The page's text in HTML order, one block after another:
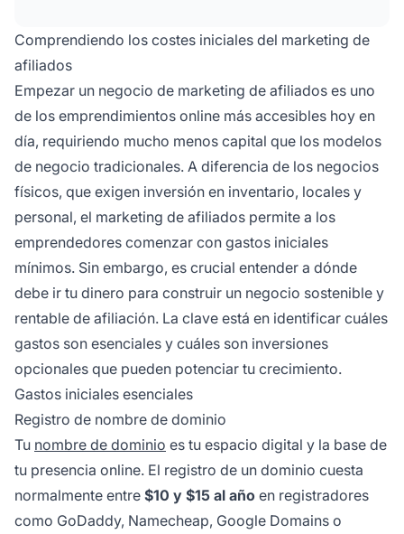
ser gratuitos para unirse.
Comprendiendo los costes iniciales del marketing de
afiliados
Empezar un negocio de marketing de afiliados es uno
de los emprendimientos online más accesibles hoy en
día, requiriendo mucho menos capital que los modelos
de negocio tradicionales. A diferencia de los negocios
físicos, que exigen inversión en inventario, locales y
personal, el marketing de afiliados permite a los
emprendedores comenzar con gastos iniciales
mínimos. Sin embargo, es crucial entender a dónde
debe ir tu dinero para construir un negocio sostenible y
rentable de afiliación. La clave está en identificar cuáles
gastos son esenciales y cuáles son inversiones
opcionales que pueden potenciar tu crecimiento.
Gastos iniciales esenciales
Registro de nombre de dominio
Tu nombre de dominio es tu espacio digital y la base de
tu presencia online. El registro de un dominio cuesta
normalmente entre $10 y $15 al año en registradores
como GoDaddy, Namecheap, Google Domains o